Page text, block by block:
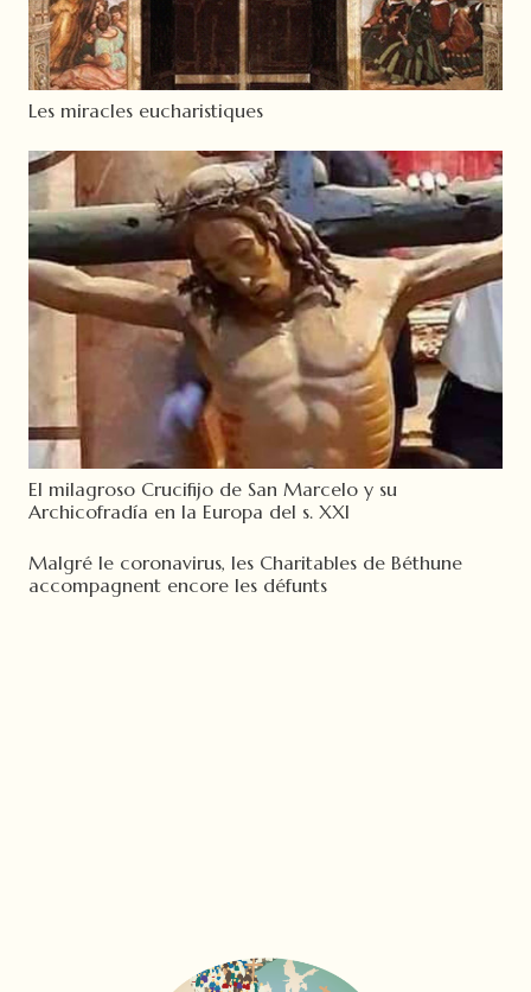
Les miracles eucharistiques
El milagroso Crucifijo de San Marcelo y su
Archicofradía en la Europa del s. XXI
Malgré le coronavirus, les Charitables de Béthune
accompagnent encore les défunts